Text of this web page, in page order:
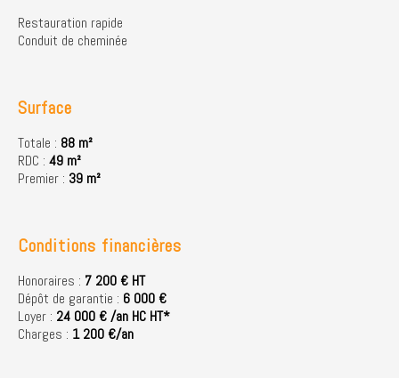
Restauration rapide
Conduit de cheminée
Surface
Totale : 88 m²
RDC : 49 m²
Premier : 39 m²
Conditions financières
Honoraires : 7 200 € HT
Dépôt de garantie : 6 000 €
Loyer : 24 000 € /an HC HT*
Charges : 1 200 €/an